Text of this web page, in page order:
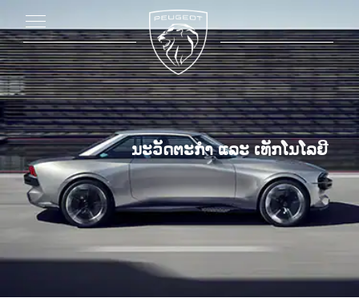
ນະວັດຕະກໍາ ແລະ ເທັກໂນໂລຍີ